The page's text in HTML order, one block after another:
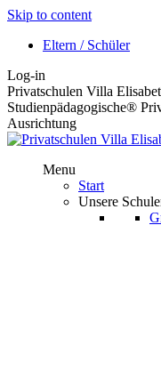
Skip to content
Eltern / Schüler
Log-in
Privatschulen Villa
Studienpädagogische®
Ausrichtung
Menu
Start
Unsere